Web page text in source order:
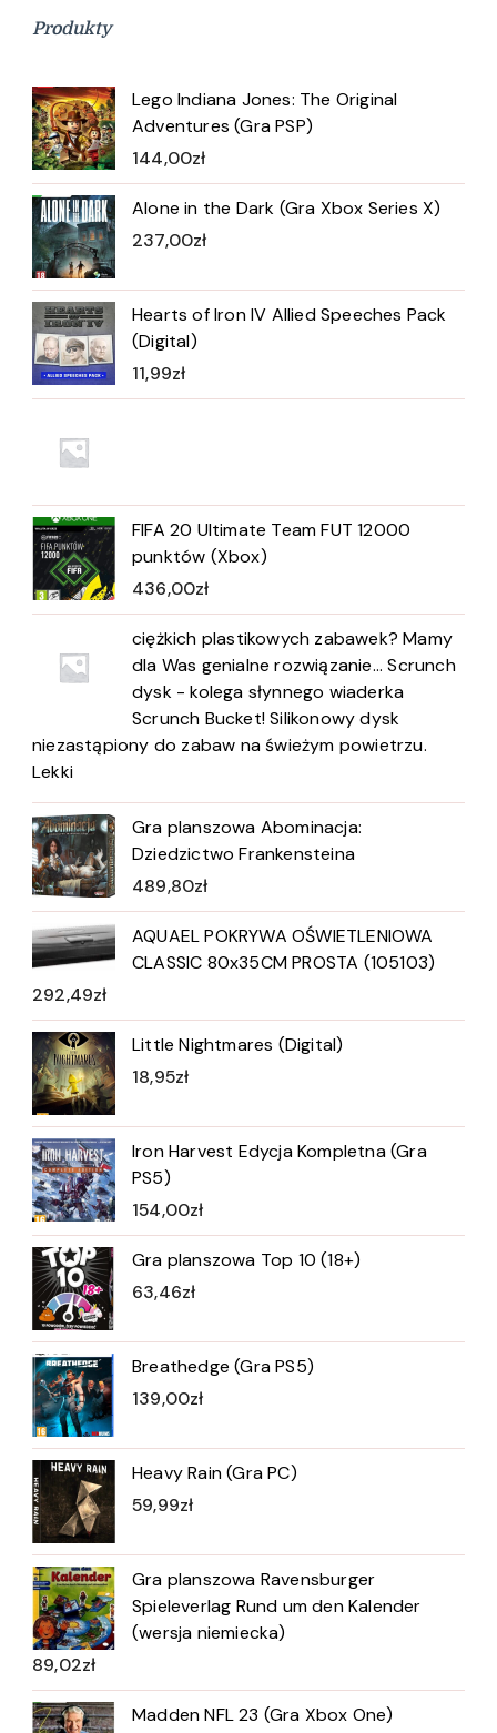
Produkty
Lego Indiana Jones: The Original
Adventures (Gra PSP)
144,00zł
Alone in the Dark (Gra Xbox Series X)
237,00zł
Hearts of Iron IV Allied Speeches Pack
(Digital)
11,99zł
FIFA 20 Ultimate Team FUT 12000
punktów (Xbox)
436,00zł
ciężkich plastikowych zabawek? Mamy
dla Was genialne rozwiązanie... Scrunch
dysk - kolega słynnego wiaderka
Scrunch Bucket! Silikonowy dysk
niezastąpiony do zabaw na świeżym powietrzu.
Lekki
Gra planszowa Abominacja:
Dziedzictwo Frankensteina
489,80zł
AQUAEL POKRYWA OŚWIETLENIOWA
CLASSIC 80x35CM PROSTA (105103)
292,49zł
Little Nightmares (Digital)
18,95zł
Iron Harvest Edycja Kompletna (Gra
PS5)
154,00zł
Gra planszowa Top 10 (18+)
63,46zł
Breathedge (Gra PS5)
139,00zł
Heavy Rain (Gra PC)
59,99zł
Gra planszowa Ravensburger
Spieleverlag Rund um den Kalender
(wersja niemiecka)
89,02zł
Madden NFL 23 (Gra Xbox One)